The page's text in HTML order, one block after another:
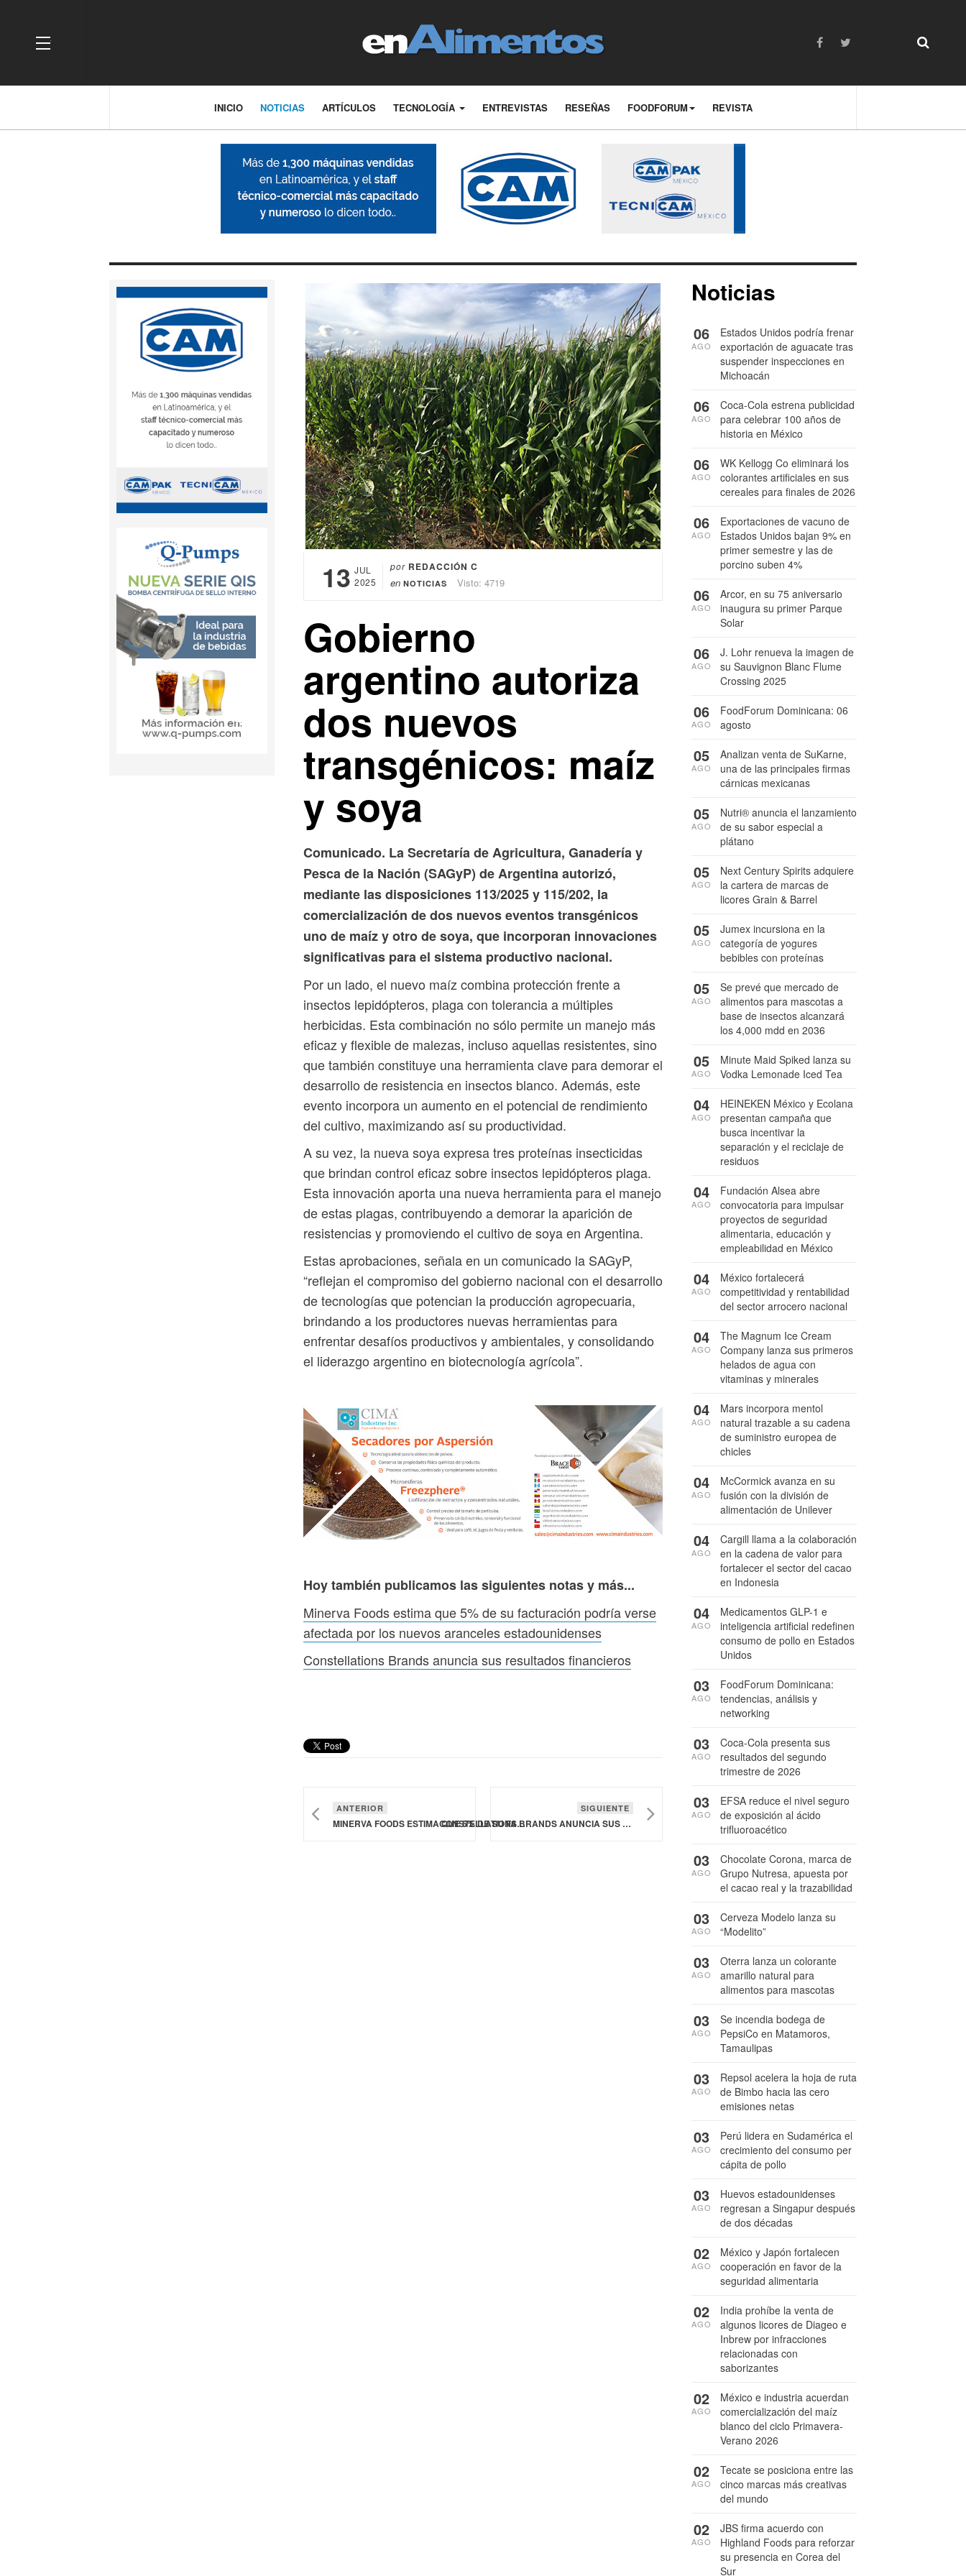
OFF CANVAS
INICIO NOTICIAS ARTÍCULOS TECNOLOGÍA ENTREVISTAS RESEÑAS FOODFORUM REVISTA
13 JUL
2025
por REDACCIÓN C
en NOTICIAS Visto: 4719
Gobierno
argentino autoriza
dos nuevos
transgénicos: maíz
y soya
Comunicado. La Secretaría de Agricultura, Ganadería y
Pesca de la Nación (SAGyP) de Argentina autorizó,
mediante las disposiciones 113/2025 y 115/202, la
comercialización de dos nuevos eventos transgénicos
uno de maíz y otro de soya, que incorporan innovaciones
significativas para el sistema productivo nacional.
Por un lado, el nuevo maíz combina protección frente a
insectos lepidópteros, plaga con tolerancia a múltiples
herbicidas. Esta combinación no sólo permite un manejo más
eficaz y flexible de malezas, incluso aquellas resistentes, sino
que también constituye una herramienta clave para demorar el
desarrollo de resistencia en insectos blanco. Además, este
evento incorpora un aumento en el potencial de rendimiento
del cultivo, maximizando así su productividad.
A su vez, la nueva soya expresa tres proteínas insecticidas
que brindan control eficaz sobre insectos lepidópteros plaga.
Esta innovación aporta una nueva herramienta para el manejo
de estas plagas, contribuyendo a demorar la aparición de
resistencias y promoviendo el cultivo de soya en Argentina.
Estas aprobaciones, señala en un comunicado la SAGyP,
“reflejan el compromiso del gobierno nacional con el desarrollo
de tecnologías que potencian la producción agropecuaria,
brindando a los productores nuevas herramientas para
enfrentar desafíos productivos y ambientales, y consolidando
el liderazgo argentino en biotecnología agrícola”.
Hoy también publicamos las siguientes notas y más...
Minerva Foods estima que 5% de su facturación podría verse
afectada por los nuevos aranceles estadounidenses
Constellations Brands anuncia sus resultados financieros
ANTERIOR
MINERVA FOODS ESTIMA QUE 5% DE SU FACTURACIÓN PODRÍA VERSE AFECTADA POR LOS NUEVOS ARANCELES ESTADOUNIDENSES
SIGUIENTE
CONSTELLATIONS BRANDS ANUNCIA SUS RESULTADOS FINANCIEROS
Noticias
Estados Unidos podría frenar
exportación de aguacate tras
suspender inspecciones en
Michoacán
06
AGO
Coca-Cola estrena publicidad
para celebrar 100 años de
historia en México
06
AGO
WK Kellogg Co eliminará los
colorantes artificiales en sus
cereales para finales de 2026
06
AGO
Exportaciones de vacuno de
Estados Unidos bajan 9% en
primer semestre y las de
porcino suben 4%
06
AGO
Arcor, en su 75 aniversario
inaugura su primer Parque
Solar
06
AGO
J. Lohr renueva la imagen de
su Sauvignon Blanc Flume
Crossing 2025
06
AGO
FoodForum Dominicana: 06
agosto
06
AGO
Analizan venta de SuKarne,
una de las principales firmas
cárnicas mexicanas
05
AGO
Nutri® anuncia el lanzamiento
de su sabor especial a
plátano
05
AGO
Next Century Spirits adquiere
la cartera de marcas de
licores Grain & Barrel
05
AGO
Jumex incursiona en la
categoría de yogures
bebibles con proteínas
05
AGO
Se prevé que mercado de
alimentos para mascotas a
base de insectos alcanzará
los 4,000 mdd en 2036
05
AGO
Minute Maid Spiked lanza su
Vodka Lemonade Iced Tea
05
AGO
HEINEKEN México y Ecolana
presentan campaña que
busca incentivar la
separación y el reciclaje de
residuos
04
AGO
Fundación Alsea abre
convocatoria para impulsar
proyectos de seguridad
alimentaria, educación y
empleabilidad en México
04
AGO
México fortalecerá
competitividad y rentabilidad
del sector arrocero nacional
04
AGO
The Magnum Ice Cream
Company lanza sus primeros
helados de agua con
vitaminas y minerales
04
AGO
Mars incorpora mentol
natural trazable a su cadena
de suministro europea de
chicles
04
AGO
McCormick avanza en su
fusión con la división de
alimentación de Unilever
04
AGO
Cargill llama a la colaboración
en la cadena de valor para
fortalecer el sector del cacao
en Indonesia
04
AGO
Medicamentos GLP-1 e
inteligencia artificial redefinen
consumo de pollo en Estados
Unidos
04
AGO
FoodForum Dominicana:
tendencias, análisis y
networking
03
AGO
Coca-Cola presenta sus
resultados del segundo
trimestre de 2026
03
AGO
EFSA reduce el nivel seguro
de exposición al ácido
trifluoroacético
03
AGO
Chocolate Corona, marca de
Grupo Nutresa, apuesta por
el cacao real y la trazabilidad
03
AGO
Cerveza Modelo lanza su
“Modelito”
03
AGO
Oterra lanza un colorante
amarillo natural para
alimentos para mascotas
03
AGO
Se incendia bodega de
PepsiCo en Matamoros,
Tamaulipas
03
AGO
Repsol acelera la hoja de ruta
de Bimbo hacia las cero
emisiones netas
03
AGO
Perú lidera en Sudamérica el
crecimiento del consumo per
cápita de pollo
03
AGO
Huevos estadounidenses
regresan a Singapur después
de dos décadas
03
AGO
México y Japón fortalecen
cooperación en favor de la
seguridad alimentaria
02
AGO
India prohíbe la venta de
algunos licores de Diageo e
Inbrew por infracciones
relacionadas con
saborizantes
02
AGO
México e industria acuerdan
comercialización del maíz
blanco del ciclo Primavera-
Verano 2026
02
AGO
Tecate se posiciona entre las
cinco marcas más creativas
del mundo
02
AGO
JBS firma acuerdo con
Highland Foods para reforzar
su presencia en Corea del
Sur
02
AGO